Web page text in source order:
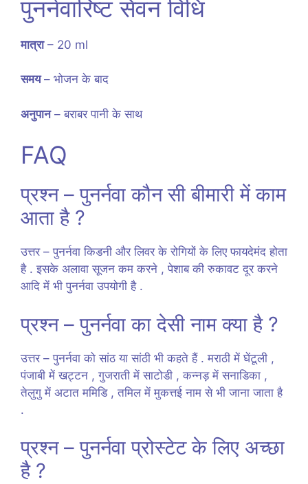
पुनर्नवारिष्ट सेवन विधि
मात्रा– 20 ml
समय– भोजन के बाद
अनुपान– बराबर पानी के साथ
FAQ
प्रश्न – पुनर्नवा कौन सी बीमारी में काम
आता है ?
उत्तर – पुनर्नवा किडनी और लिवर के रोगियों के लिए फायदेमंद होता
है . इसके अलावा सूजन कम करने , पेशाब की रुकावट दूर करने
आदि में भी पुनर्नवा उपयोगी है .
प्रश्न – पुनर्नवा का देसी नाम क्या है ?
उत्तर – पुनर्नवा को सांठ या सांठी भी कहते हैं . मराठी में घेंटूली ,
पंजाबी में खट्टन , गुजराती में साटोडी , कन्नड़ में सनाडिका ,
तेलुगु में अटात ममिडि , तमिल में मुकत्तई नाम से भी जाना जाता है
.
प्रश्न – पुनर्नवा प्रोस्टेट के लिए अच्छा
है ?